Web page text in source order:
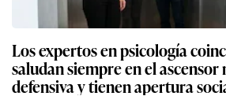
Los expertos en psicología
saludan siempre en el ascensor
defensiva y tienen apertura